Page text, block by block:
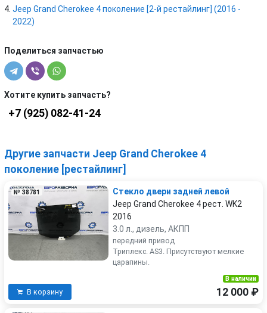
Jeep Grand Cherokee 4 поколение [2-й рестайлинг] (2016 -
2022)
Поделиться запчастью
Хотите купить запчасть?
+7 (925) 082-41-24
Другие запчасти Jeep Grand Cherokee 4
поколение [рестайлинг]
№ 38781
Стекло двери задней левой
Jeep Grand Cherokee 4 рест. WK2
2016
3.0 л., дизель, АКПП
передний привод
Триплекс. AS3. Присутствуют мелкие
царапины.
В корзину
В наличии
12 000 ₽